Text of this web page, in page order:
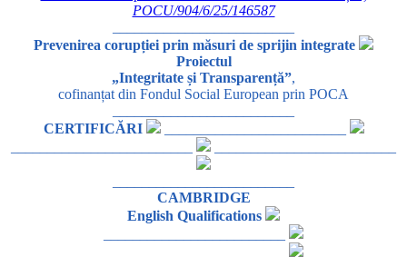
POCU/904/6/25/146587
Prevenirea corupției prin măsuri de sprijin integrate
Proiectul
„Integritate și Transparență”,
cofinanțat din Fondul Social European prin POCA
CERTIFICĂRI
_________________________
CAMBRIDGE
English Qualifications